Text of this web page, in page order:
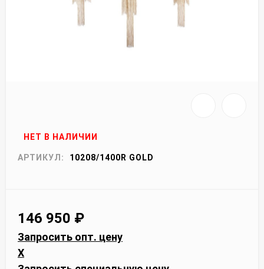
НЕТ В НАЛИЧИИ
АРТИКУЛ: 10208/1400R GOLD
146 950 ₽
Запросить опт. цену
X